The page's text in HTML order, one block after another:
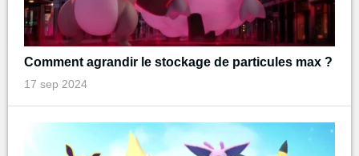
Comment agrandir le stockage de particules max ?
17 sep 2024